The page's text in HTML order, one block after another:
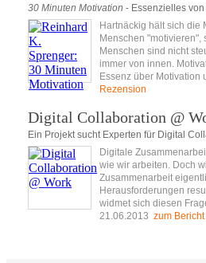
30 Minuten Motivation - Essenzielles
Hartnäckig hält sich die
Menschen "motivieren",
Menschen sind nicht
immer von innen.
Essenz über Motivation
Rezension
Digital Collaboration @
Ein Projekt sucht Experten für Digital
Digitale
wie wir arbeiten. Doch
Zusammenarbeit
Herausforderungen
widmet sich diesen
21.06.2013 zum Bericht